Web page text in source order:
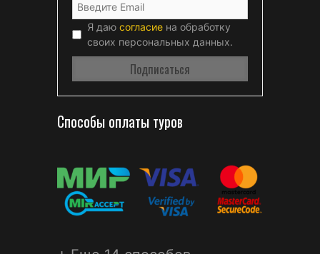
Я даю согласие на обработку
своих персональных данных.
Способы оплаты туров